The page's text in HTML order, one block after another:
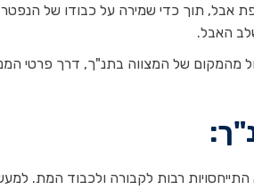
אבל, תוך כדי שמירה על כבודו של
האבל.
מהמקום של המצווה בתנ"ך, דרך פרטי
רבות לקבורה ולכבוד המת.